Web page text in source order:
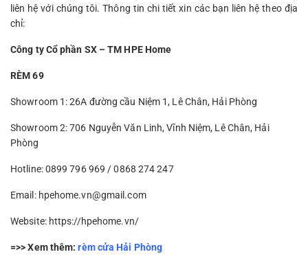
liên hệ với chúng tôi. Thông tin chi tiết xin các bạn liên hệ theo địa
chỉ:
Công ty Cổ phần SX – TM HPE Home
RÈM 69
Showroom 1: 26A đường cầu Niệm 1, Lê Chân, Hải Phòng
Showroom 2: 706 Nguyễn Văn Linh, Vĩnh Niệm, Lê Chân, Hải
Phòng
Hotline: 0899 796 969 / 0868 274 247
Email: hpehome.vn@gmail.com
Website: https://hpehome.vn/
=>> Xem thêm:rèm cửa Hải Phòng